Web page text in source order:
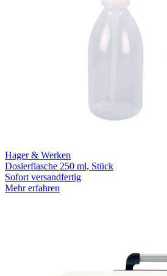
Hager & Werken
Dosierflasche 250 ml, Stück
Sofort versandfertig
Mehr erfahren